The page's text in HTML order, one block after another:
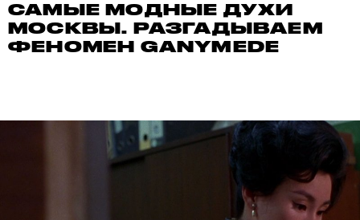
САМЫЕ МОДНЫЕ ДУХИ
МОСКВЫ. РАЗГАДЫВАЕМ
ФЕНОМЕН GANYMEDE